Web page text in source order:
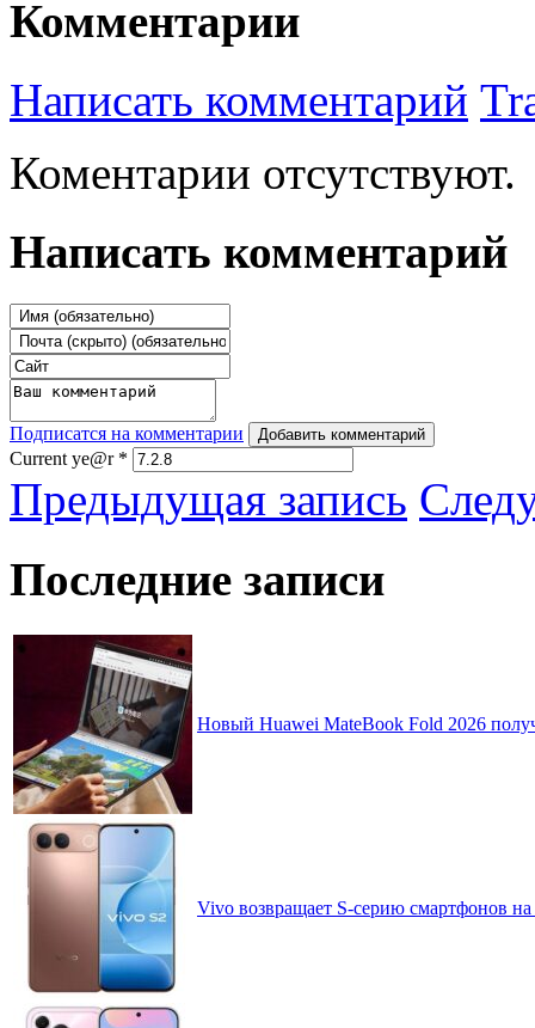
Комментарии
Написать комментарий
Коментарии отсутствуют.
Написать комментарий
Подписатся на комментарии Добавить комментарий
Current ye@r *
Предыдущая запись
Последние записи
Новый Huawei MateBook Fold 2026
Vivo возвращает S-серию смартфонов